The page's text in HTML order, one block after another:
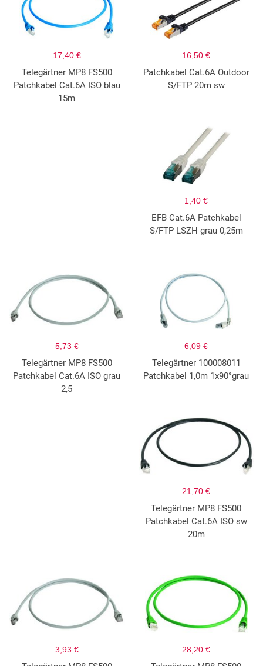
17,40 €
Telegärtner MP8 FS500
Patchkabel Cat.6A ISO blau
15m
16,50 €
Patchkabel Cat.6A Outdoor
S/FTP 20m sw
1,40 €
EFB Cat.6A Patchkabel
S/FTP LSZH grau 0,25m
5,73 €
Telegärtner MP8 FS500
Patchkabel Cat.6A ISO grau
2,5
6,09 €
Telegärtner 100008011
Patchkabel 1,0m 1x90°grau
21,70 €
Telegärtner MP8 FS500
Patchkabel Cat.6A ISO sw
20m
3,93 € 28,20 €